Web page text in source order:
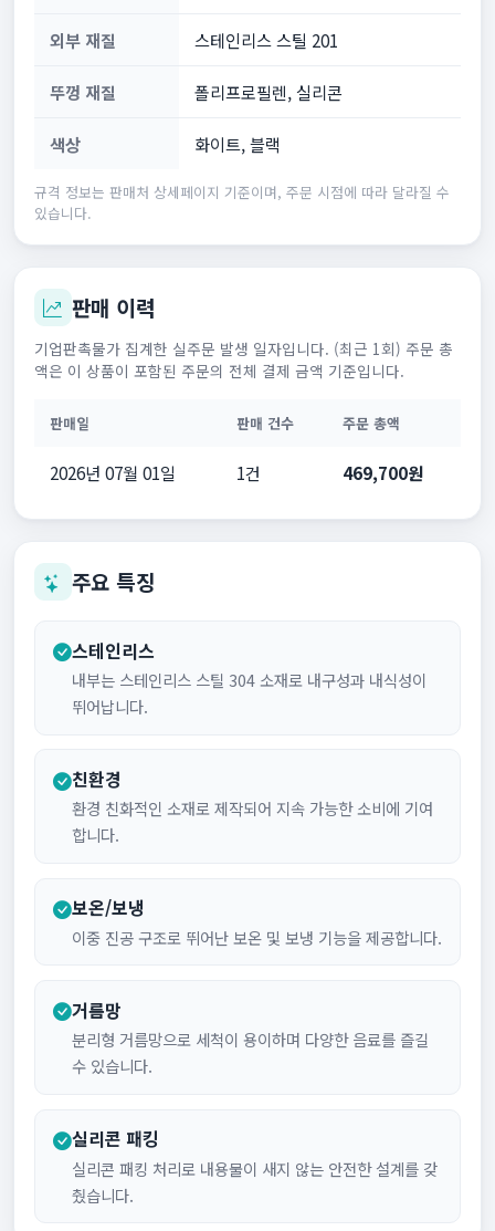
외부 재질 스테인리스 스틸 201
뚜껑 재질 폴리프로필렌, 실리콘
색상 화이트, 블랙
규격 정보는 판매처 상세페이지 기준이며, 주문 시점에 따라 달라질 수
있습니다.
판매 이력
기업판촉물가 집계한 실주문 발생 일자입니다. (최근 1회) 주문 총
액은 이 상품이 포함된 주문의 전체 결제 금액 기준입니다.
판매일 판매 건수 주문 총액
2026년 07월 01일 1건 469,700원
주요 특징
스테인리스
내부는 스테인리스 스틸 304 소재로 내구성과 내식성이
뛰어납니다.
친환경
환경 친화적인 소재로 제작되어 지속 가능한 소비에 기여
합니다.
보온/보냉
이중 진공 구조로 뛰어난 보온 및 보냉 기능을 제공합니다.
거름망
분리형 거름망으로 세척이 용이하며 다양한 음료를 즐길
수 있습니다.
실리콘 패킹
실리콘 패킹 처리로 내용물이 새지 않는 안전한 설계를 갖
췄습니다.